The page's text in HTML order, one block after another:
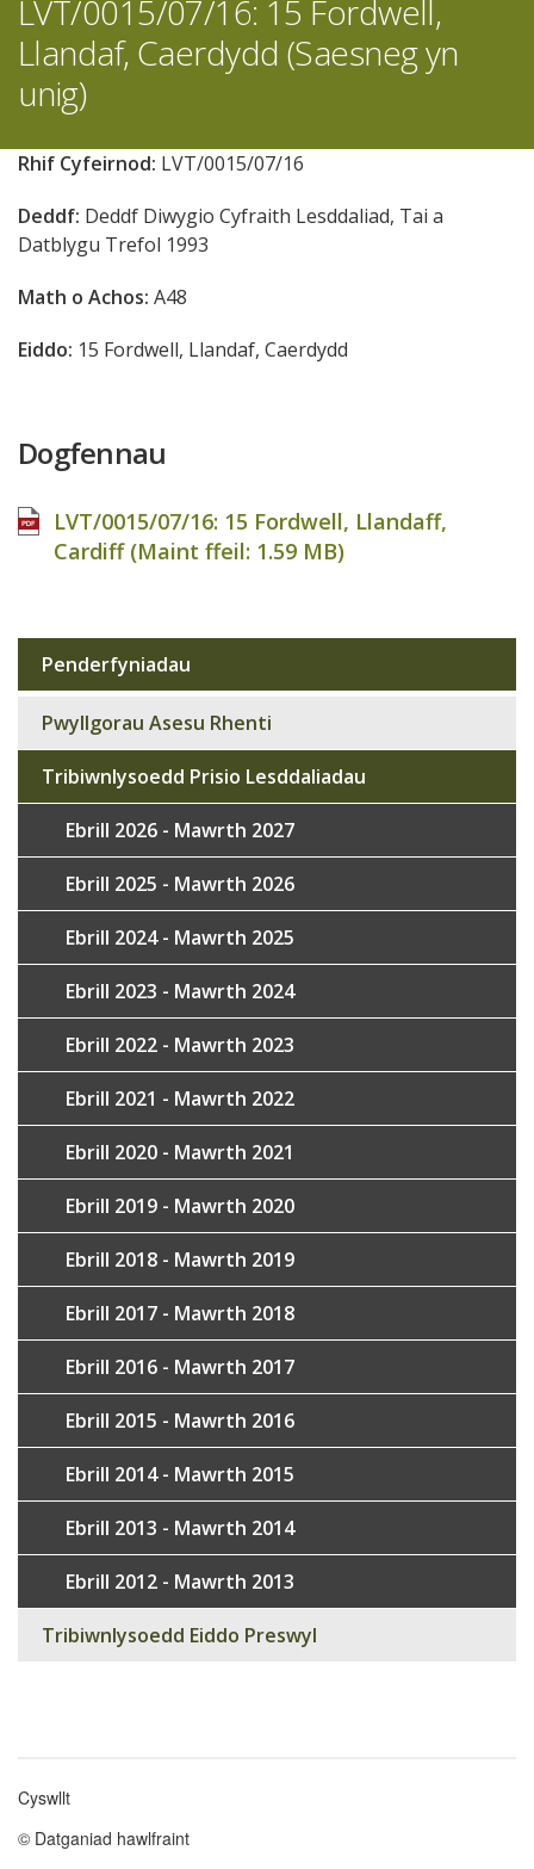
LVT/0015/07/16: 15 Fordwell,
Llandaf, Caerdydd (Saesneg yn
unig)
Rhif Cyfeirnod: LVT/0015/07/16
Deddf: Deddf Diwygio Cyfraith Lesddaliad, Tai a
Datblygu Trefol 1993
Math o Achos: A48
Eiddo: 15 Fordwell, Llandaf, Caerdydd
Dogfennau
LVT/0015/07/16: 15 Fordwell, Llandaff,
Cardiff (Maint ffeil: 1.59 MB)
Sub
navigation
Penderfyniadau
Pwyllgorau Asesu Rhenti
Tribiwnlysoedd Prisio Lesddaliadau
Ebrill 2026 - Mawrth 2027
Ebrill 2025 - Mawrth 2026
Ebrill 2024 - Mawrth 2025
Ebrill 2023 - Mawrth 2024
Ebrill 2022 - Mawrth 2023
Ebrill 2021 - Mawrth 2022
Ebrill 2020 - Mawrth 2021
Ebrill 2019 - Mawrth 2020
Ebrill 2018 - Mawrth 2019
Ebrill 2017 - Mawrth 2018
Ebrill 2016 - Mawrth 2017
Ebrill 2015 - Mawrth 2016
Ebrill 2014 - Mawrth 2015
Ebrill 2013 - Mawrth 2014
Ebrill 2012 - Mawrth 2013
Tribiwnlysoedd Eiddo Preswyl
Footer
menu
Cyswllt
© Datganiad hawlfraint